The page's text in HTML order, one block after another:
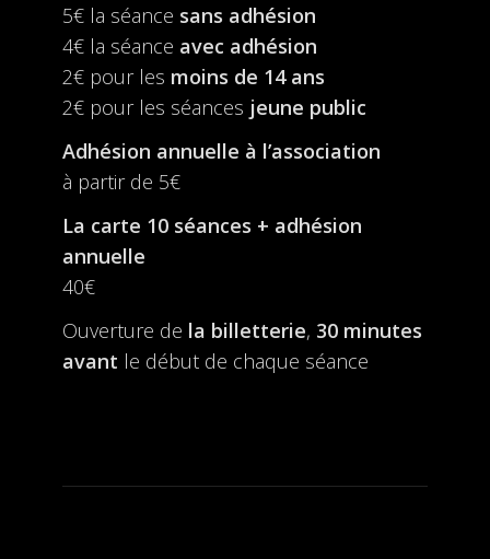
5€ la séance sans adhésion
4€ la séance avec adhésion
2€ pour les moins de 14 ans
2€ pour les séances jeune public
Adhésion annuelle à l’association
à partir de 5€
La carte 10 séances + adhésion
annuelle
40€
Ouverture de la billetterie, 30 minutes
avant le début de chaque séance